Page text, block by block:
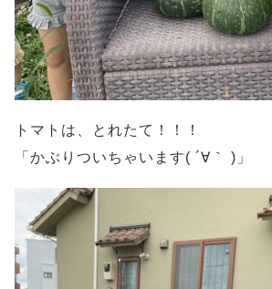
トマトは、とれたて！！！
「かぶりついちゃいます( ´∀｀ )」